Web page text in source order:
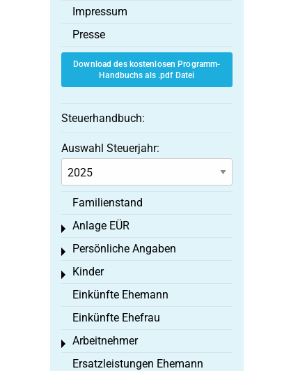
Impressum
Presse
Download des kostenlosen Programm-
Handbuchs als .pdf Datei
Steuerhandbuch:
Auswahl Steuerjahr:
Familienstand
Anlage EÜR
Toggle menu
Persönliche Angaben
Toggle menu
Kinder
Toggle menu
Einkünfte Ehemann
Einkünfte Ehefrau
Arbeitnehmer
Toggle menu
Ersatzleistungen Ehemann